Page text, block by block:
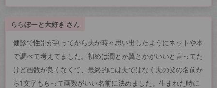
ららぽーと大好き さん
健診で性別が判ってから夫が時々思い出したようにネットや本
で調べて考えてました。初めは潤とか翼とかがいいと言ってた
けど画数が良くなくて、最終的には夫ではなく夫の父の名前か
ら1文字もらって画数がいい名前に決めました。生まれた時に